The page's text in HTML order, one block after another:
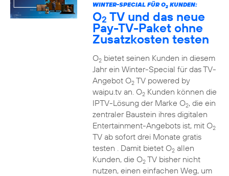
WINTER-SPECIAL FÜR O2KUNDEN:
O2 TV und das neue
Pay-TV-Paket ohne
Zusatzkosten testen
O2bietet seinen Kunden in diesem
Jahr ein Winter-Special für das TV-
Angebot O2TV powered by
waipu.tv an. O2Kunden können die
IPTV-Lösung der Marke O2, die ein
zentraler Baustein ihres digitalen
Entertainment-Angebots ist, mit O2
TV ab sofort drei Monate gratis
testen . Damit bietet O2allen
Kunden, die O2TV bisher nicht
nutzen, einen einfachen Weg, um